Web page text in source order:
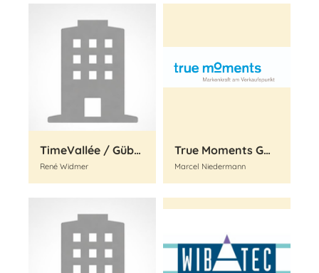
TimeVallée / Gübelin
René Widmer
True Moments GmbH
Marcel Niedermann